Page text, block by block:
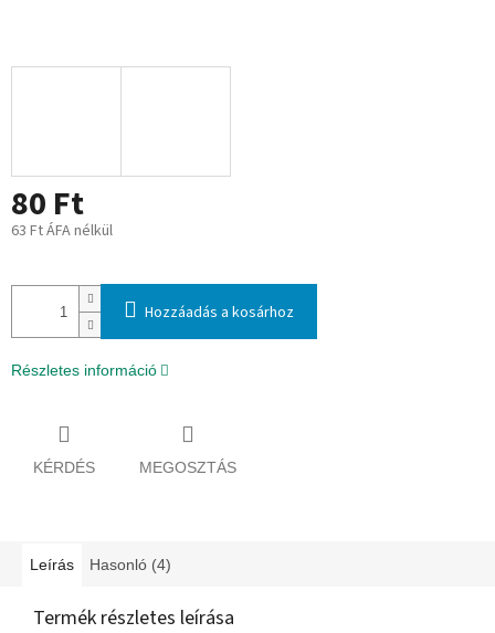
80 Ft
63 Ft ÁFA nélkül
Hozzáadás a kosárhoz
Részletes információ
KÉRDÉS MEGOSZTÁS
Leírás Hasonló (4)
Termék részletes leírása